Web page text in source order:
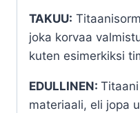
TAKUU:
joka korvaa
kuten esimerkiksi
EDULLINEN:
materiaali, eli jopa